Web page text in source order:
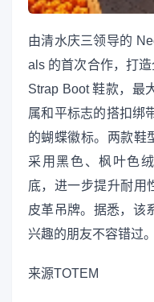
由清水庆三领导的
als 的首次合作，打
Strap Boot 鞋款，最
属和平标志的搭扣绑
的蝴蝶徽标。两款鞋
采用黑色、枫叶色
底，进一步提升耐用
皮革吊牌。据悉，该
兴趣的朋友不容错过。
来源TOTEM